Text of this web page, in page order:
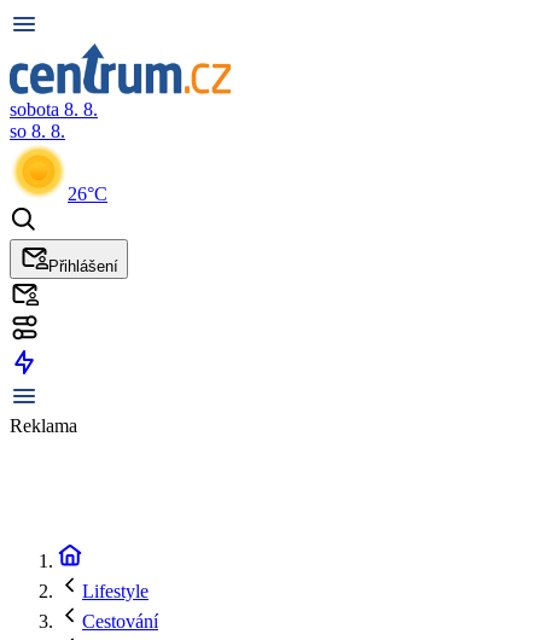
sobota 8. 8.
so 8. 8.
26°C
Přihlášení
Reklama
Lifestyle
Cestování